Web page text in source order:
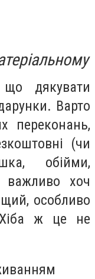
дякувати
Варто
переконань,
(чи
обійми,
важливо хоч
особливо
Хіба ж це не